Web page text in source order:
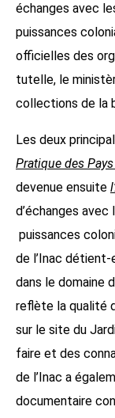
échanges avec
puissances
officielles des
tutelle, le
collections de la
Les deux
Pratique des
devenue ensuite
d’échanges
puissances
de l’Inac
dans le domaine
reflète la qualité
sur le site du
faire et des
de l’Inac a
documentaire